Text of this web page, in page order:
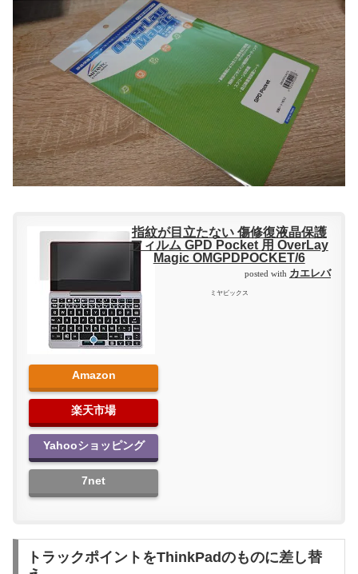
指紋が目立たない 傷修復液晶保護
フィルム GPD Pocket 用 OverLay
Magic OMGPDPOCKET/6
posted with カエレバ
ミヤビックス
Amazon
楽天市場
Yahooショッピング
7net
トラックポイントをThinkPadのものに差し替